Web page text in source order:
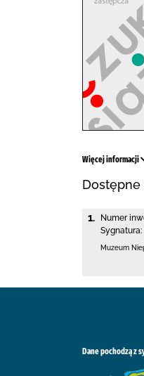
Więcej informacji
1. Numer
Sygnatura:
Muzeum
Dane pochodzą z